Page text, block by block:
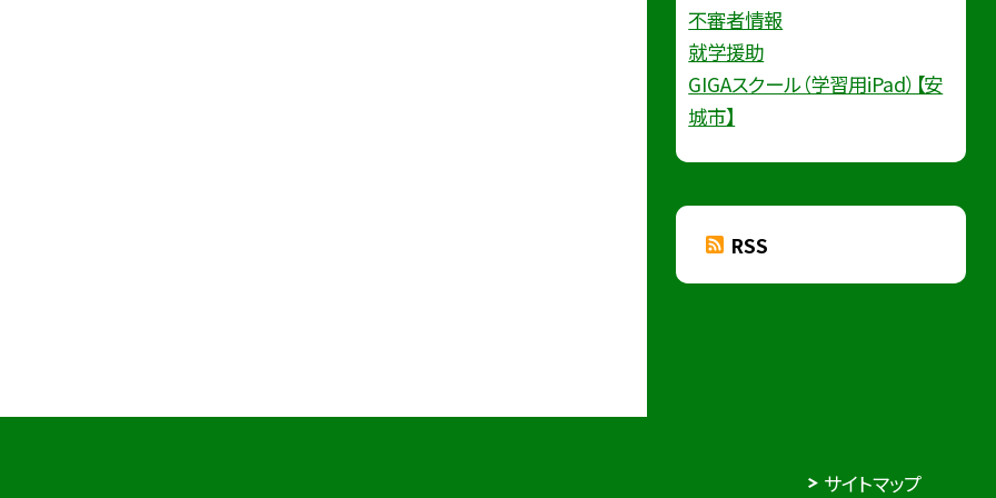
不審者情報
就学援助
GIGAスクール（学習用iPad）【安
城市】
RSS
サイトマップ